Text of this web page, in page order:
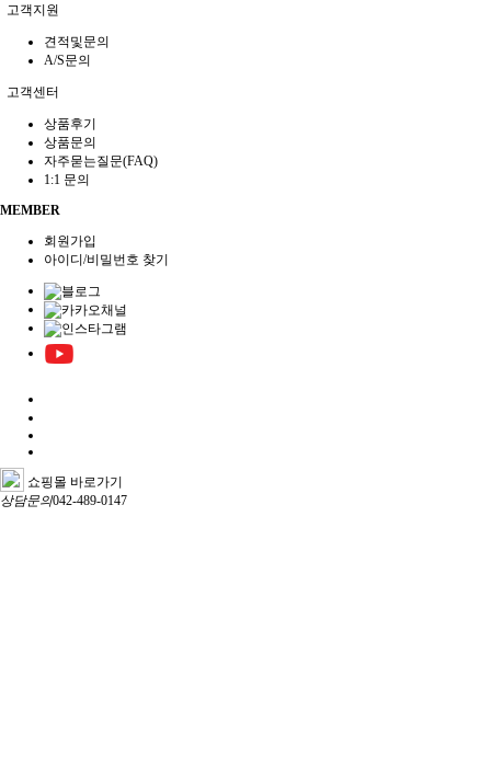
고객지원
견적및문의
A/S문의
고객센터
상품후기
상품문의
자주묻는질문(FAQ)
1:1 문의
MEMBER
회원가입
아이디/비밀번호 찾기
쇼핑몰 바로가기
상담문의042-489-0147